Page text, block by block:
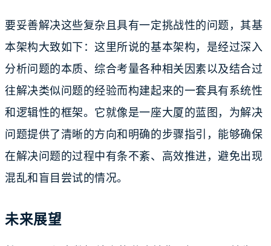
要妥善解决这些复杂且具有一定挑战性的问题，其基
本架构大致如下：这里所说的基本架构，是经过深入
分析问题的本质、综合考量各种相关因素以及结合过
往解决类似问题的经验而构建起来的一套具有系统性
和逻辑性的框架。它就像是一座大厦的蓝图，为解决
问题提供了清晰的方向和明确的步骤指引，能够确保
在解决问题的过程中有条不紊、高效推进，避免出现
混乱和盲目尝试的情况。
未来展望